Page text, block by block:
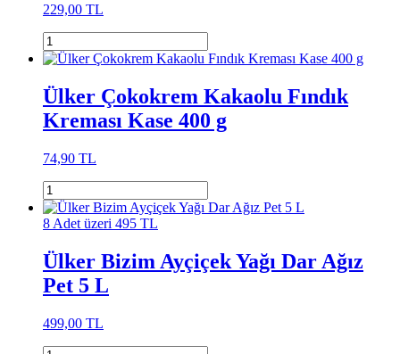
229,00 TL
Ülker Çokokrem Kakaolu Fındık
Kreması Kase 400 g
74,90 TL
8 Adet üzeri 495 TL
Ülker Bizim Ayçiçek Yağı Dar Ağız
Pet 5 L
499,00 TL